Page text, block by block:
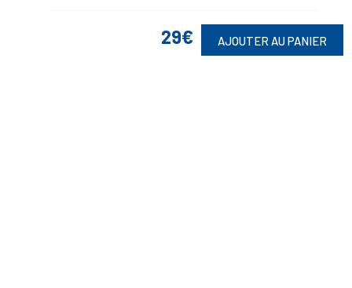
29€ AJOUTER AU PANIER